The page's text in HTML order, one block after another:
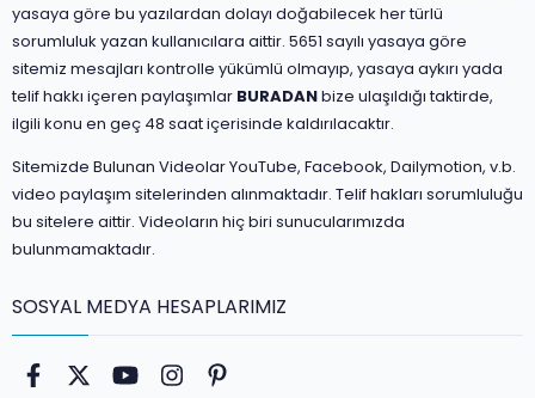
yasaya göre bu yazılardan dolayı doğabilecek her türlü
sorumluluk yazan kullanıcılara aittir. 5651 sayılı yasaya göre
sitemiz mesajları kontrolle yükümlü olmayıp, yasaya aykırı yada
telif hakkı içeren paylaşımlar BURADANbize ulaşıldığı taktirde,
ilgili konu en geç 48 saat içerisinde kaldırılacaktır.
Sitemizde Bulunan Videolar YouTube, Facebook, Dailymotion, v.b.
video paylaşım sitelerinden alınmaktadır. Telif hakları sorumluluğu
bu sitelere aittir. Videoların hiç biri sunucularımızda
bulunmamaktadır.
SOSYAL MEDYA HESAPLARIMIZ
Facebook
Twitter youtubeInstagram